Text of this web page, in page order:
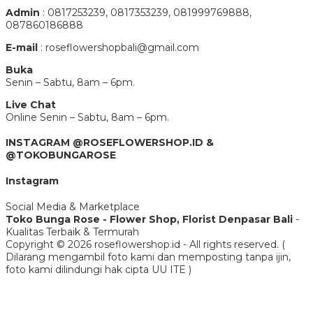
Admin : 0817253239, 0817353239, 081999769888,
087860186888
E-mail : roseflowershopbali@gmail.com
Buka
Senin – Sabtu, 8am – 6pm.
Live Chat
Online Senin – Sabtu, 8am – 6pm.
INSTAGRAM @ROSEFLOWERSHOP.ID &
@TOKOBUNGAROSE
Instagram
Social Media & Marketplace
Toko Bunga Rose - Flower Shop, Florist Denpasar Bali -
Kualitas Terbaik & Termurah
Copyright © 2026 roseflowershop.id - All rights reserved. (
Dilarang mengambil foto kami dan memposting tanpa ijin,
foto kami dilindungi hak cipta UU ITE )